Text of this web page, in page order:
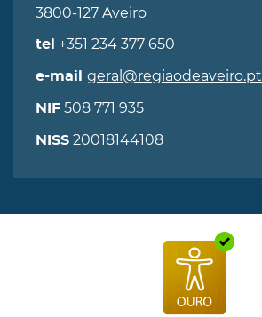
3800-127 Aveiro
tel +351 234 377 650
e-mail geral@regiaodeaveiro.pt
NIF 508 771 935
NISS 20018144108